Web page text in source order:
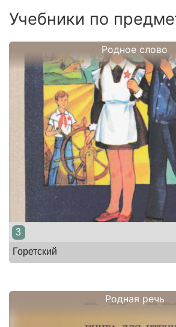
Учебники по
Родное слово
3
Горетский
Родная речь